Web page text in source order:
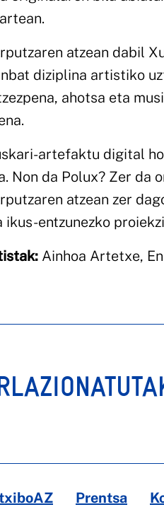
atzean dabil
diziplina artistiko
ahotsa eta
artefaktu digital
Non da Polux? Zer da
atzean zer
ikus-entzunezko
Ainhoa Artetxe,
Prentsa